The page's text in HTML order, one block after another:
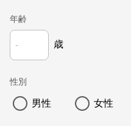
年齢
歳
性別
男性 女性